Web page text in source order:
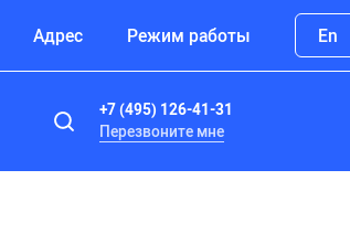
Адрес Режим работы En
+7 (495) 126-41-31
Перезвоните мне